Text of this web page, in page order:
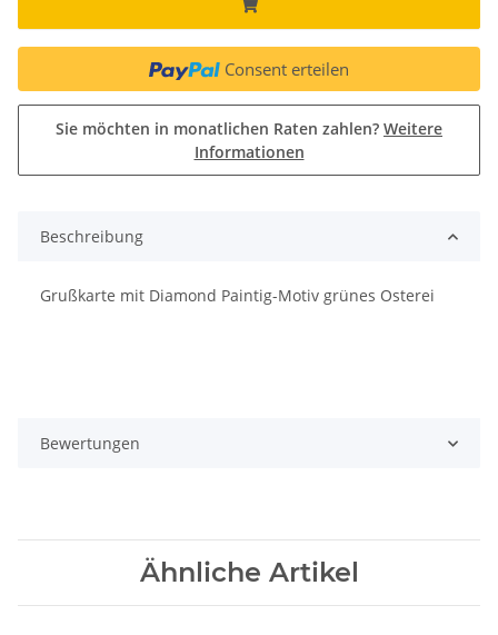
Consent erteilen
Sie möchten in monatlichen Raten zahlen? Weitere
Informationen
Beschreibung
Grußkarte mit Diamond Paintig-Motiv grünes Osterei
Bewertungen
Ähnliche Artikel